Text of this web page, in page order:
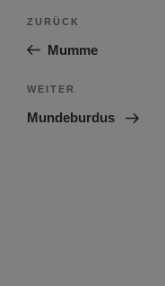
Beitragsnavigation
Vorheriger
Beitrag
ZURÜCK
Mumme
Nächster
Beitrag
WEITER
Mundeburdus